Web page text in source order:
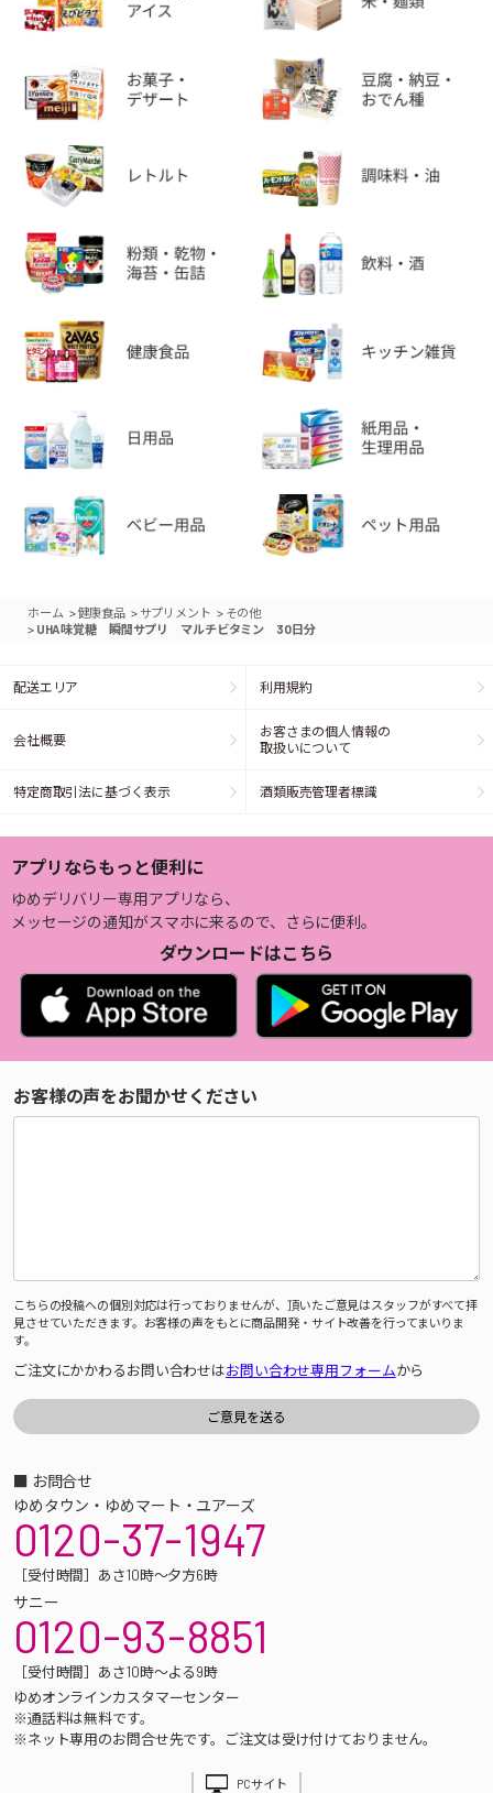
ホーム >健康食品 >サプリメント > その他
> UHA味覚糖 瞬間サプリ マルチビタミン 30日分
配送エリア 利用規約
会社概要
お客さまの個人情報の
取扱いについて
特定商取引法に基づく表示 酒類販売管理者標識
アプリならもっと便利に
ゆめデリバリー専用アプリなら、
メッセージの通知がスマホに来るので、さらに便利。
ダウンロードはこちら
お客様の声をお聞かせください
こちらの投稿への個別対応は行っておりませんが、頂いたご意見はスタッフがすべて拝
見させていただきます。お客様の声をもとに商品開発・サイト改善を行ってまいりま
す。
ご注文にかかわるお問い合わせはお問い合わせ専用フォームから
■ お問合せ
ゆめタウン・ゆめマート・ユアーズ
0120-37-1947
［受付時間］あさ10時～夕方6時
サニー
0120-93-8851
［受付時間］あさ10時～よる9時
ゆめオンラインカスタマーセンター
※通話料は無料です。
※ネット専用のお問合せ先です。ご注文は受け付けておりません。
PCサイト